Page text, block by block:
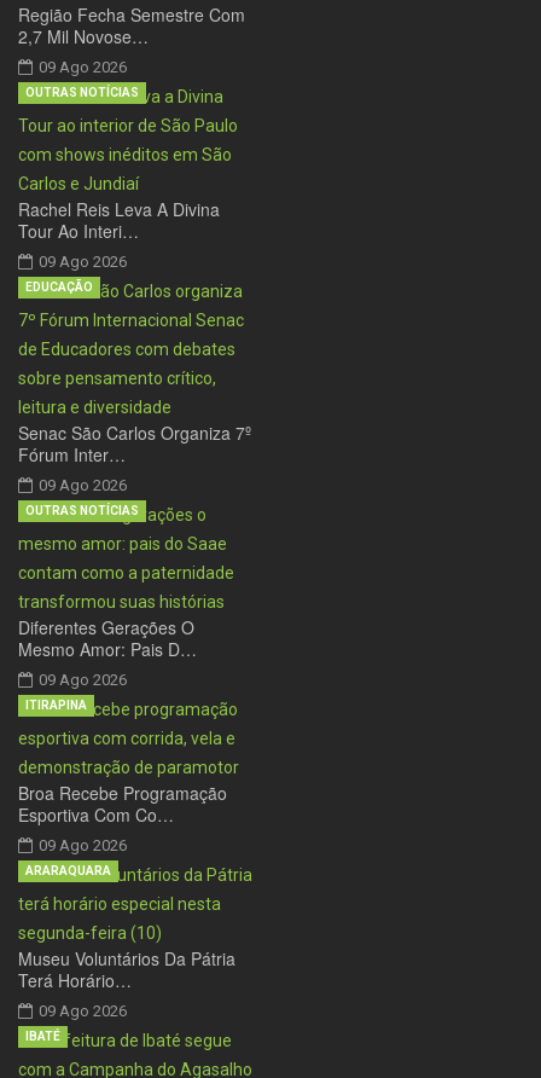
Região Fecha Semestre Com
2,7 Mil Novose…
09 Ago 2026
Rachel Reis Leva A Divina
Tour Ao Interi…
09 Ago 2026
OUTRAS NOTÍCIAS
Senac São Carlos Organiza 7º
Fórum Inter…
09 Ago 2026
EDUCAÇÃO
Diferentes Gerações O
Mesmo Amor: Pais D…
09 Ago 2026
OUTRAS NOTÍCIAS
Broa Recebe Programação
Esportiva Com Co…
09 Ago 2026
ITIRAPINA
Museu Voluntários Da Pátria
Terá Horário…
09 Ago 2026
ARARAQUARA
IBATÉ